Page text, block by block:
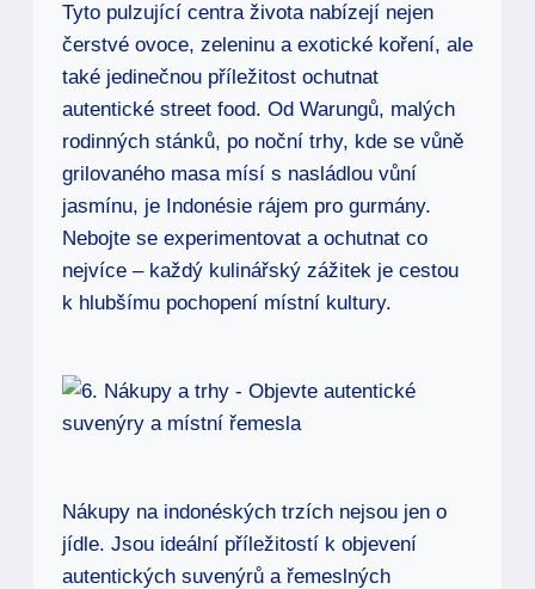
Tyto pulzující centra života nabízejí nejen
čerstvé ovoce, zeleninu a exotické koření, ale
také jedinečnou příležitost ochutnat
autentické street food. Od Warungů, malých
rodinných stánků, po noční trhy, kde se vůně
grilovaného masa mísí s nasládlou vůní
jasmínu, je Indonésie rájem pro gurmány.
Nebojte se experimentovat a ochutnat co
nejvíce – každý kulinářský zážitek je cestou
k hlubšímu pochopení místní kultury.
Nákupy na indonéských trzích nejsou jen o
jídle. Jsou ideální příležitostí k objevení
autentických suvenýrů a řemeslných